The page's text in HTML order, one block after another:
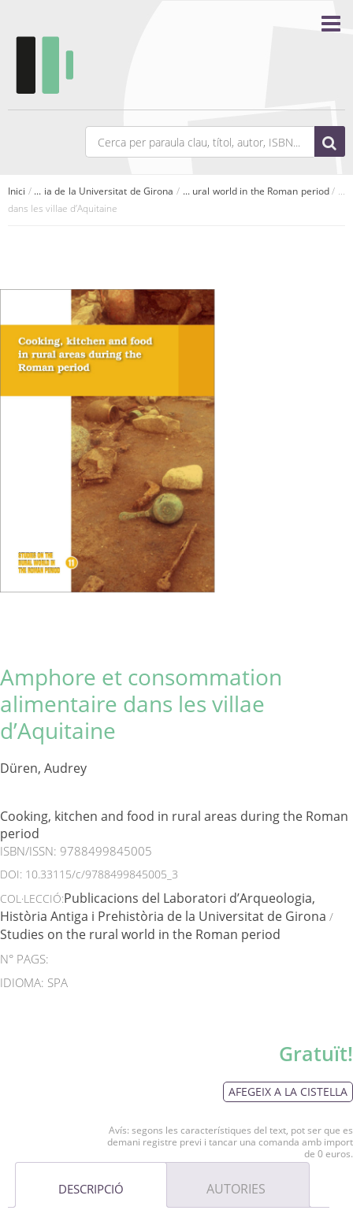
Inici / ... ia de la Universitat de Girona / ... ural world in the Roman period/ ...
dans les villae d’Aquitaine
Amphore et consommation
alimentaire dans les villae
d’Aquitaine
Düren, Audrey
Cooking, kitchen and food in rural areas during the Roman
period
ISBN/ISSN: 9788499845005
DOI: 10.33115/c/9788499845005_3
COL·LECCIÓ:Publicacions del Laboratori d’Arqueologia,
Història Antiga i Prehistòria de la Universitat de Girona /
Studies on the rural world in the Roman period
N° PAGS:
IDIOMA: SPA
Gratuït!
AFEGEIX A LA CISTELLA
Avís: segons les característiques del text, pot ser que es
demani registre previ i tancar una comanda amb import
de 0 euros.
DESCRIPCIÓ AUTORIES